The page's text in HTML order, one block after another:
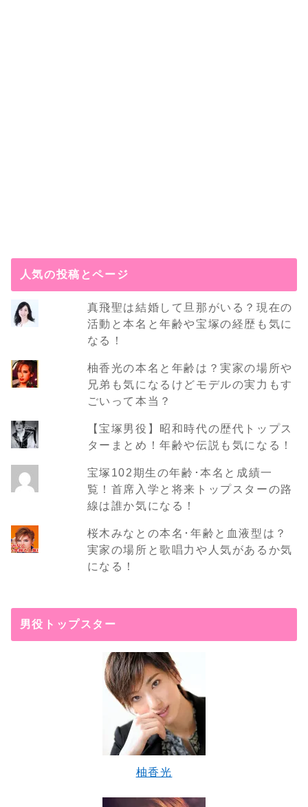
人気の投稿とページ
真飛聖は結婚して旦那がいる？現在の
活動と本名と年齢や宝塚の経歴も気に
なる！
柚香光の本名と年齢は？実家の場所や
兄弟も気になるけどモデルの実力もす
ごいって本当？
【宝塚男役】昭和時代の歴代トップス
ターまとめ！年齢や伝説も気になる！
宝塚102期生の年齢･本名と成績一
覧！首席入学と将来トップスターの路
線は誰か気になる！
桜木みなとの本名･年齢と血液型は？
実家の場所と歌唱力や人気があるか気
になる！
男役トップスター
柚香光